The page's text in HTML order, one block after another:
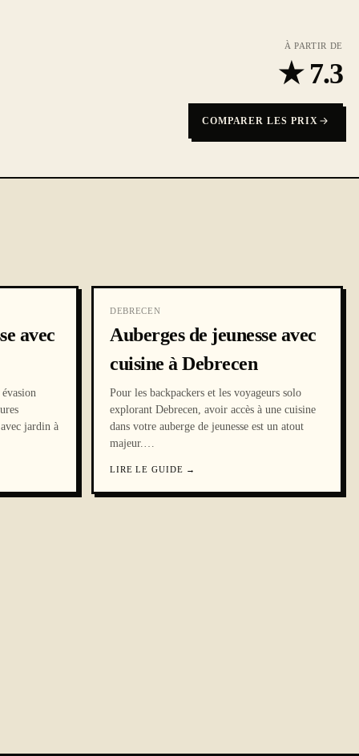
À PARTIR DE
★ 7.3
COMPARER LES PRIX
avec
jardin à
DEBRECEN
Auberges de jeunesse avec
cuisine à Debrecen
Pour les backpackers et les voyageurs solo
explorant Debrecen, avoir accès à une cuisine
dans votre auberge de jeunesse est un atout
majeur.…
LIRE LE GUIDE →